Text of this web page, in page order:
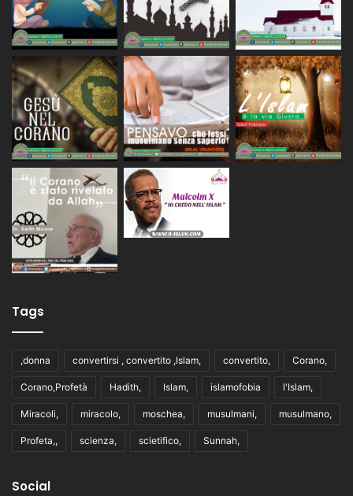
Tags
,donna convertirsi , convertito ,Islam, convertito, Corano,
Corano,Profetà Hadith, Islam, islamofobia l'Islam,
Miracoli, miracolo, moschea, musulmani, musulmano,
Profeta,, scienza, scietifico, Sunnah,
Social